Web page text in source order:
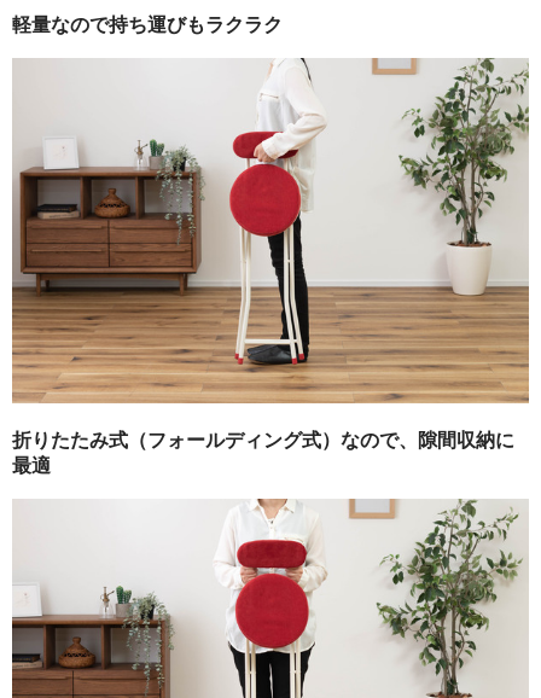
軽量なので持ち運びもラクラク
折りたたみ式（フォールディング式）なので、隙間収納に
最適